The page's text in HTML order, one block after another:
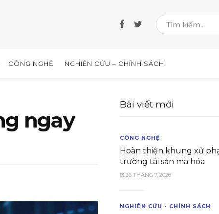
CÔNG NGHỆ NGHIÊN CỨU – CHÍNH SÁCH
ngay
Bài viết mới
CÔNG NGHỆ
Hoàn thiện khung xử
trường tài sản mã hóa
26 THÁNG 7, 2026
NGHIÊN CỨU - CHÍNH SÁCH